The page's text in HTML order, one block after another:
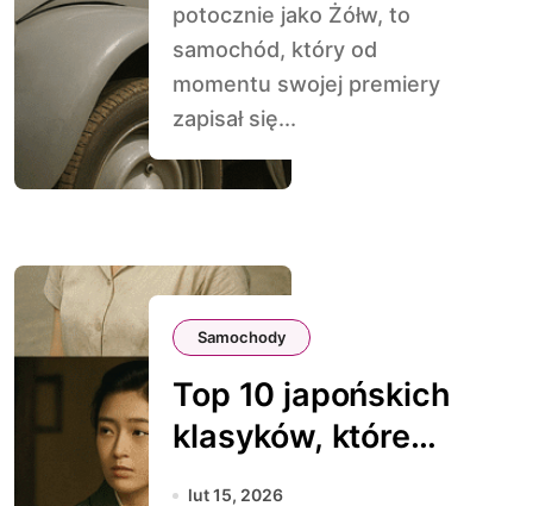
potocznie jako Żółw, to
samochód, który od
momentu swojej premiery
zapisał się...
Samochody
Top 10 japońskich
klasyków, które
zdobyły świat
lut 15, 2026